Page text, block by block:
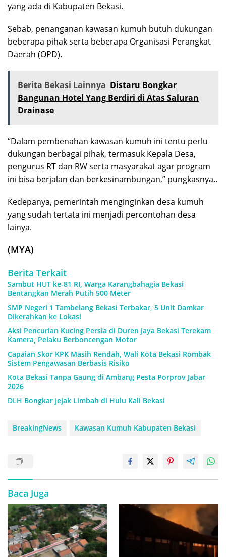
yang ada di Kabupaten Bekasi.
Sebab, penanganan kawasan kumuh butuh dukungan
beberapa pihak serta beberapa Organisasi Perangkat
Daerah (OPD).
Berita Bekasi Lainnya Distaru Bongkar
Bangunan Hotel Yang Berdiri di Atas Saluran
Drainase
“Dalam pembenahan kawasan kumuh ini tentu perlu
dukungan berbagai pihak, termasuk Kepala Desa,
pengurus RT dan RW serta masyarakat agar program
ini bisa berjalan dan berkesinambungan,” pungkasnya..
Kedepanya, pemerintah menginginkan desa kumuh
yang sudah tertata ini menjadi percontohan desa
lainya.
(MYA)
Berita Terkait
Sambut HUT ke-81 RI, Warga Karangbahagia Bekasi
Bentangkan Merah Putih 500 Meter
SMP Negeri 1 Tambelang Bekasi Terbakar, 5 Unit Damkar
Dikerahkan ke Lokasi
Aksi Pencurian Kucing Persia di Duren Jaya Bekasi Terekam
Kamera, Pelaku Berboncengan Motor
Capaian Skor KPK Masih Rendah, Wali Kota Bekasi Rombak
Sistem Pengawasan Berbasis Risiko
Kota Bekasi Tanpa Gaung di Ambang Pesta Porprov Jabar
2026
DLH Bongkar Jejak Limbah di Hulu Kali Bekasi
BreakingNews Kawasan Kumuh Kabupaten Bekasi
Baca Juga